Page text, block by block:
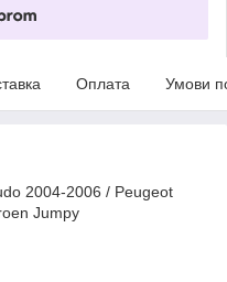
Оплата Умови
2004-2006 / Peugeot
Jumpy